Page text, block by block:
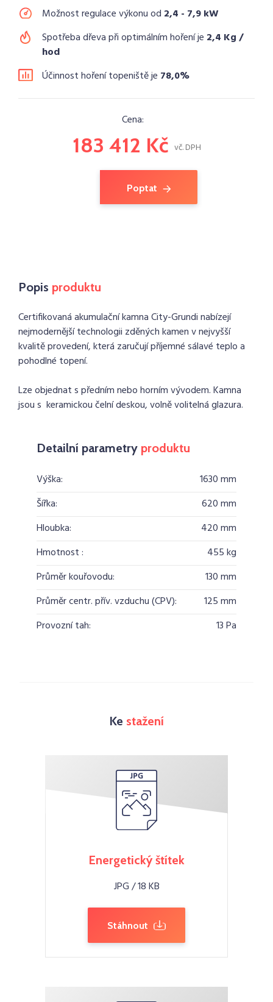
Možnost regulace výkonu od 2,4 - 7,9 kW
Spotřeba dřeva při optimálním hoření je 2,4 Kg /
hod
Účinnost hoření topeniště je 78,0%
Cena:
183 412 Kč vč. DPH
Poptat
Popis produktu
Certifikovaná akumulační kamna City-Grundi nabízejí
nejmodernější technologii zděných kamen v nejvyšší
kvalitě provedení, která zaručují příjemné sálavé teplo a
pohodlné topení.
Lze objednat s předním nebo horním vývodem. Kamna
jsou s keramickou čelní deskou, volně volitelná glazura.
Detailní parametry produktu
Výška:
1630 mm
Šířka:
620 mm
Hloubka:
420 mm
Hmotnost :
455 kg
Průměr kouřovodu:
130 mm
Průměr centr. přív. vzduchu (CPV):
125 mm
Provozní tah:
13 Pa
Ke stažení
Energetický štítek
JPG / 18 KB
Stáhnout